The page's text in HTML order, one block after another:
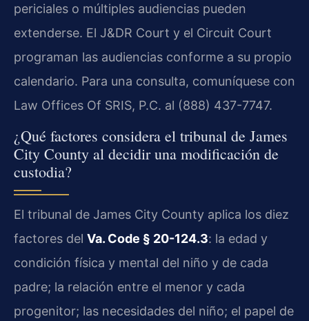
periciales o múltiples audiencias pueden
extenderse. El J&DR Court y el Circuit Court
programan las audiencias conforme a su propio
calendario. Para una consulta, comuníquese con
Law Offices Of SRIS, P.C. al (888) 437-7747.
¿Qué factores considera el tribunal de James
City County al decidir una modificación de
custodia?
El tribunal de James City County aplica los diez
factores del Va. Code § 20-124.3: la edad y
condición física y mental del niño y de cada
padre; la relación entre el menor y cada
progenitor; las necesidades del niño; el papel de